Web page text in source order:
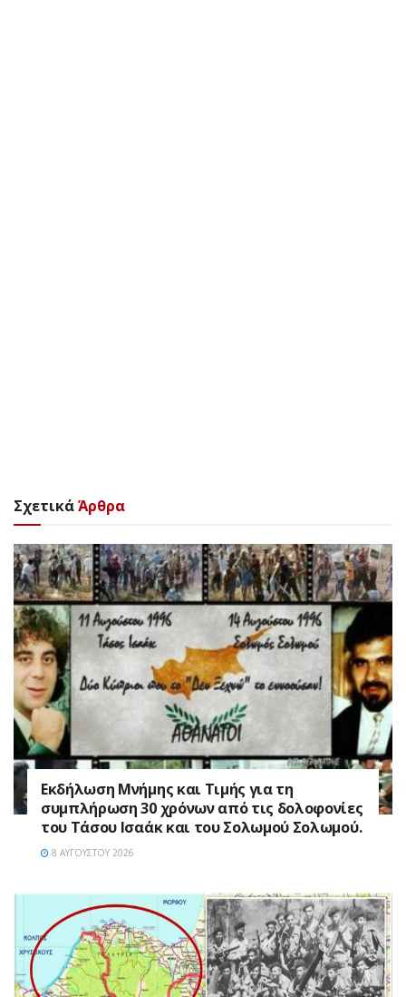
ΣχετικάΆρθρα
Εκδήλωση Μνήμης και Τιμής για τη
συμπλήρωση 30 χρόνων από τις δολοφονίες
του Τάσου Ισαάκ και του Σολωμού Σολωμού.
8 ΑΥΓΟΎΣΤΟΥ 2026